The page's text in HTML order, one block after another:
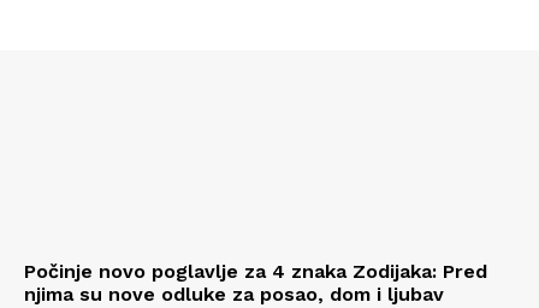
Počinje novo poglavlje za 4 znaka Zodijaka: Pred
njima su nove odluke za posao, dom i ljubav